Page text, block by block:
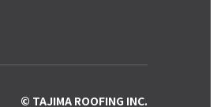
© TAJIMA ROOFING INC.